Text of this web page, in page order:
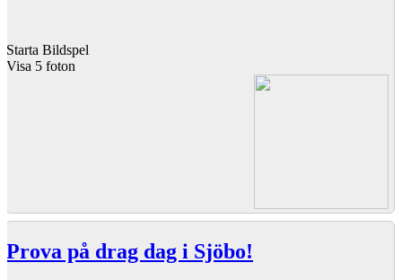
Starta Bildspel
Visa 5 foton
Prova på drag dag i Sjöbo!